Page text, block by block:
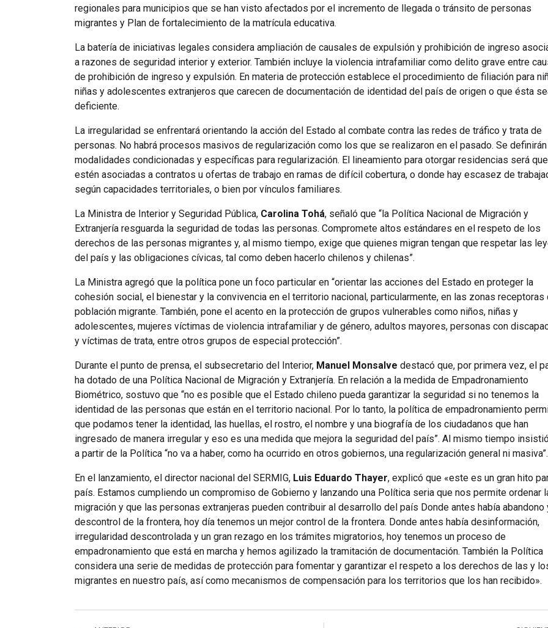
regionales para municipios que se han visto afectados por el incremento de llegada o tránsito de personas
migrantes y Plan de fortalecimiento de la matrícula educativa.
La batería de iniciativas legales considera ampliación de causales de expulsión y prohibición de ingreso
a razones de seguridad interior y exterior. También incluye la violencia intrafamiliar como delito grave entre
de prohibición de ingreso y expulsión. En materia de protección establece el procedimiento de filiación para
niñas y adolescentes extranjeros que carecen de documentación de identidad del país de origen o que ésta
deficiente.
La irregularidad se enfrentará orientando la acción del Estado al combate contra las redes de tráfico y trata de
personas. No habrá procesos masivos de regularización como los que se realizaron en el pasado. Se definirán
modalidades condicionadas y específicas para regularización. El lineamiento para otorgar residencias será que
estén asociadas a contratos u ofertas de trabajo en ramas de difícil cobertura, o donde hay escasez de
según capacidades territoriales, o bien por vínculos familiares.
La Ministra de Interior y Seguridad Pública, Carolina Tohá, señaló que “la Política Nacional de Migración y
Extranjería resguarda la seguridad de todas las personas. Compromete altos estándares en el respeto de los
derechos de las personas migrantes y, al mismo tiempo, exige que quienes migran tengan que respetar las
del país y las obligaciones cívicas, tal como deben hacerlo chilenos y chilenas”.
La Ministra agregó que la política pone un foco particular en “orientar las acciones del Estado en proteger la
cohesión social, el bienestar y la convivencia en el territorio nacional, particularmente, en las zonas receptoras
población migrante. También, pone el acento en la protección de grupos vulnerables como niños, niñas y
adolescentes, mujeres víctimas de violencia intrafamiliar y de género, adultos mayores, personas con
y víctimas de trata, entre otros grupos de especial protección”.
Durante el punto de prensa, el subsecretario del Interior, Manuel Monsalve destacó que, por primera vez, el
ha dotado de una Política Nacional de Migración y Extranjería. En relación a la medida de Empadronamiento
Biométrico, sostuvo que “no es posible que el Estado chileno pueda garantizar la seguridad si no tenemos la
identidad de las personas que están en el territorio nacional. Por lo tanto, la política de empadronamiento
que podamos tener la identidad, las huellas, el rostro, el nombre y una biografía de los ciudadanos que han
ingresado de manera irregular y eso es una medida que mejora la seguridad del país”. Al mismo tiempo
a partir de la Política “no va a haber, como ha ocurrido en otros gobiernos, una regularización general ni masiva”.
En el lanzamiento, el director nacional del SERMIG, Luis Eduardo Thayer, explicó que «este es un gran hito
país. Estamos cumpliendo un compromiso de Gobierno y lanzando una Política seria que nos permite ordenar
migración y que las personas extranjeras pueden contribuir al desarrollo del país Donde antes había abandono
descontrol de la frontera, hoy día tenemos un mejor control de la frontera. Donde antes había desinformación,
irregularidad descontrolada y un gran rezago en los trámites migratorios, hoy tenemos un proceso de
empadronamiento que está en marcha y hemos agilizado la tramitación de documentación. También la Política
considera una serie de medidas de protección para fomentar y garantizar el respeto a los derechos de las y
migrantes en nuestro país, así como mecanismos de compensación para los territorios que los han recibido».